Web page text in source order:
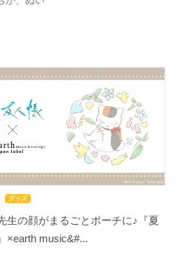
グッズ
生の顔がまるごとポーチに♪『夏
×earth music&#...